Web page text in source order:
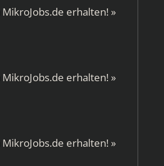
MikroJobs.de erhalten! »
MikroJobs.de erhalten! »
MikroJobs.de erhalten! »